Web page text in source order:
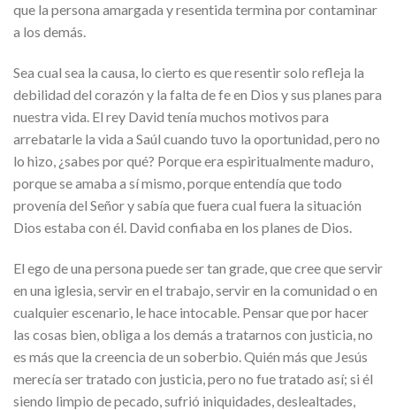
que la persona amargada y resentida termina por contaminar
a los demás.
Sea cual sea la causa, lo cierto es que resentir solo refleja la
debilidad del corazón y la falta de fe en Dios y sus planes para
nuestra vida. El rey David tenía muchos motivos para
arrebatarle la vida a Saúl cuando tuvo la oportunidad, pero no
lo hizo, ¿sabes por qué? Porque era espiritualmente maduro,
porque se amaba a sí mismo, porque entendía que todo
provenía del Señor y sabía que fuera cual fuera la situación
Dios estaba con él. David confiaba en los planes de Dios.
El ego de una persona puede ser tan grade, que cree que servir
en una iglesia, servir en el trabajo, servir en la comunidad o en
cualquier escenario, le hace intocable. Pensar que por hacer
las cosas bien, obliga a los demás a tratarnos con justicia, no
es más que la creencia de un soberbio. Quién más que Jesús
merecía ser tratado con justicia, pero no fue tratado así; si él
siendo limpio de pecado, sufrió iniquidades, deslealtades,